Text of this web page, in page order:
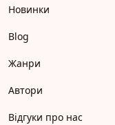
Новинки
Blog
Жанри
Автори
Відгуки про нас